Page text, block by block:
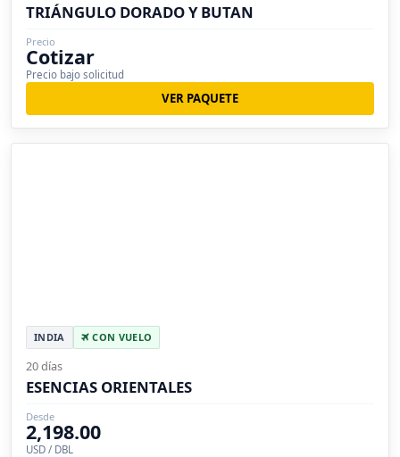
TRIÁNGULO DORADO Y BUTAN
Precio
Cotizar
Precio bajo solicitud
VER PAQUETE
INDIA CON VUELO
20 días
ESENCIAS ORIENTALES
Desde
2,198.00
USD / DBL